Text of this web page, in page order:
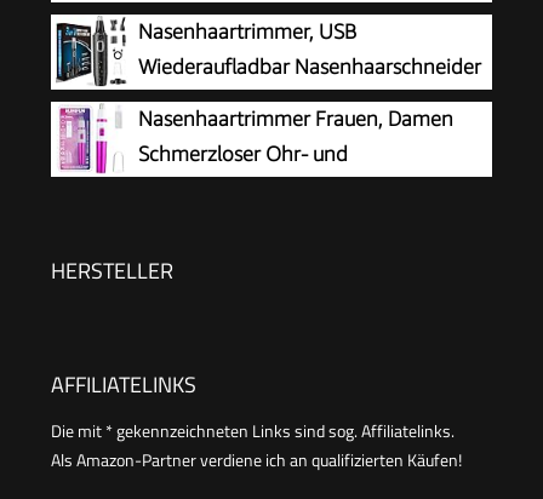
Touch-Gehäuse | Edelstahl-Scherkopf
(abnehmbar) | Nasenhaarentferner | Nasenhaare
entfernen | Nasentrimmer | NE 3595
Nasenhaartrimmer, USB
Wiederaufladbar Nasenhaarschneider
3 in 1 Set Ohrhaarschneider mit
Doppelschneideklingen, Professioneller
schmerzfreier Augenbrauen und
Nasenhaartrimmer Frauen, Damen
Schmerzloser Ohr- und
Nasenhaarschneider Professionell Wasserdicht,
HERSTELLER
AFFILIATELINKS
Die mit * gekennzeichneten Links sind sog. Affiliatelinks.
Als Amazon-Partner verdiene ich an qualifizierten Käufen!